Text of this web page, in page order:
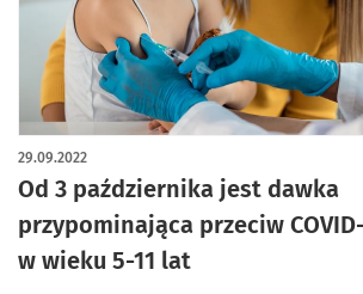
Od 3 października jest dawka
przypominająca przeciw COVID-19 dla
w wieku 5-11 lat
29.09.2022